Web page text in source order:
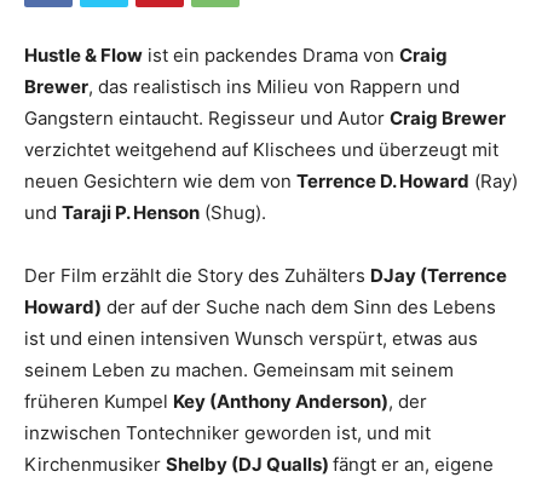
Hustle & Flow ist ein packendes Drama von Craig
Brewer, das realistisch ins Milieu von Rappern und
Gangstern eintaucht. Regisseur und Autor Craig Brewer
verzichtet weitgehend auf Klischees und überzeugt mit
neuen Gesichtern wie dem von Terrence D. Howard (Ray)
und Taraji P. Henson (Shug).
Der Film erzählt die Story des Zuhälters DJay (Terrence
Howard) der auf der Suche nach dem Sinn des Lebens
ist und einen intensiven Wunsch verspürt, etwas aus
seinem Leben zu machen. Gemeinsam mit seinem
früheren Kumpel Key (Anthony Anderson), der
inzwischen Tontechniker geworden ist, und mit
Kirchenmusiker Shelby (DJ Qualls) fängt er an, eigene